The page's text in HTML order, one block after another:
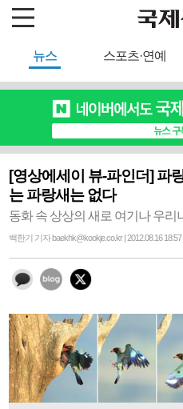
뉴스 스포츠·연예
[영상에세이 뷰-파인더] 파
는 파랑새는 없다
동화 속 상상의 새로 여기나 우리
백한기 기자 baekhk@kookje.co.kr | 2012.08.16 18:57